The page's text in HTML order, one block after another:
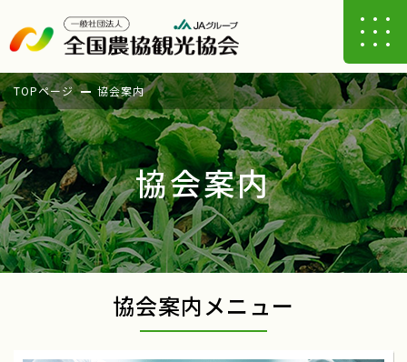
TOPページ 協会案内
協会案内
協会案内メニュー